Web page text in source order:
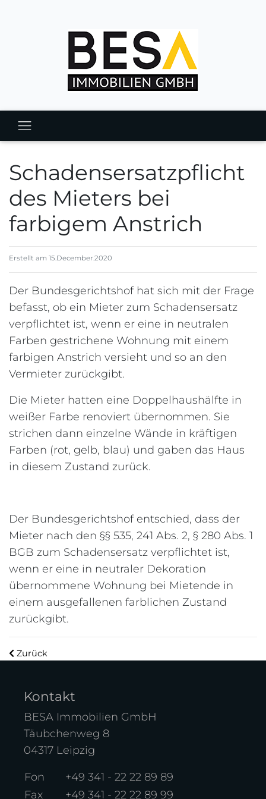
Schadensersatzpflicht
des Mieters bei
farbigem Anstrich
Erstellt am 15.December.2020
Der Bundesgerichtshof hat sich mit der Frage
befasst, ob ein Mieter zum Schadensersatz
verpflichtet ist, wenn er eine in neutralen
Farben gestrichene Wohnung mit einem
farbigen Anstrich versieht und so an den
Vermieter zurückgibt.
Die Mieter hatten eine Doppelhaushälfte in
weißer Farbe renoviert übernommen. Sie
strichen dann einzelne Wände in kräftigen
Farben (rot, gelb, blau) und gaben das Haus
in diesem Zustand zurück.
Der Bundesgerichtshof entschied, dass der
Mieter nach den §§ 535, 241 Abs. 2, § 280 Abs. 1
BGB zum Schadensersatz verpflichtet ist,
wenn er eine in neutraler Dekoration
übernommene Wohnung bei Mietende in
einem ausgefallenen farblichen Zustand
zurückgibt.
Zurück
Kontakt
BESA Immobilien GmbH
Täubchenweg 8
04317 Leipzig
Fon
+49 341 - 22 22 89 89
Fax
+49 341 - 22 22 89 99